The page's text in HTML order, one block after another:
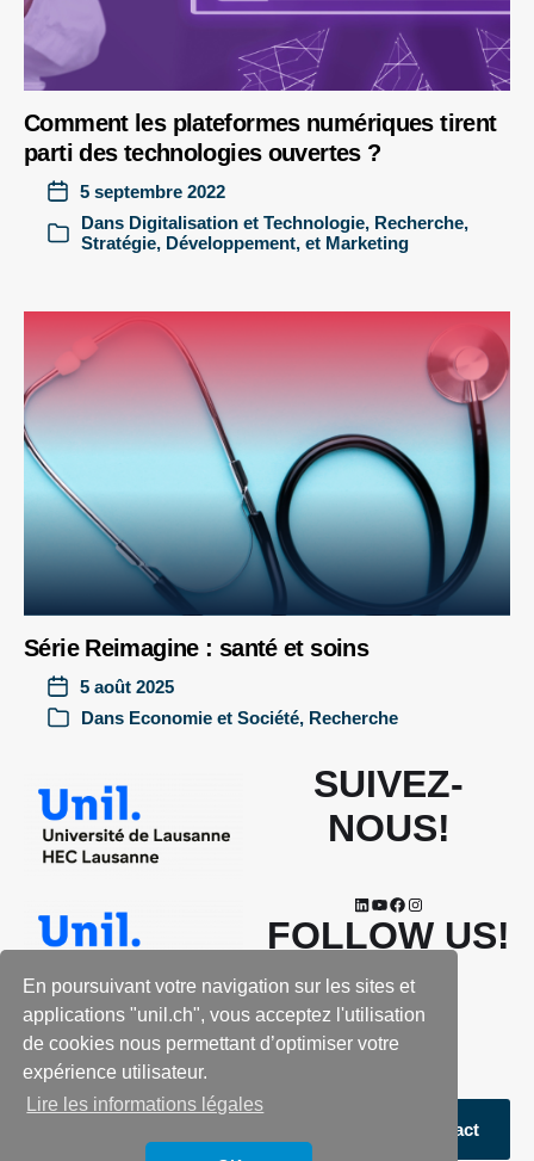
En poursuivant votre navigation sur les sites et
applications "unil.ch", vous acceptez l'utilisation
de cookies nous permettant d’optimiser votre
expérience utilisateur.
Lire les informations légales
Comment les plateformes numériques tirent
parti des technologies ouvertes ?
5 septembre 2022
Dans Digitalisation et Technologie, Recherche,
Stratégie, Développement, et Marketing
Série Reimagine : santé et soins
5 août 2025
Dans Economie et Société, Recherche
SUIVEZ-
NOUS!
FOLLOW US!
Contact